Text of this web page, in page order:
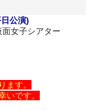
公演)
女子シアター
ます。
いです。